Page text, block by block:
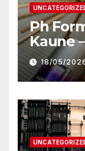
Ph
Kaune
18/05/